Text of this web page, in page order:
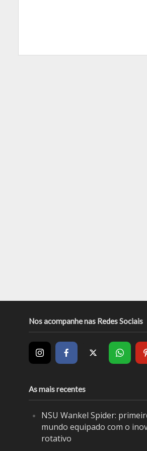
Nos acompanhe nas Redes Sociais
As mais recentes
NSU Wankel Spider:
mundo equipado com o
rotativo